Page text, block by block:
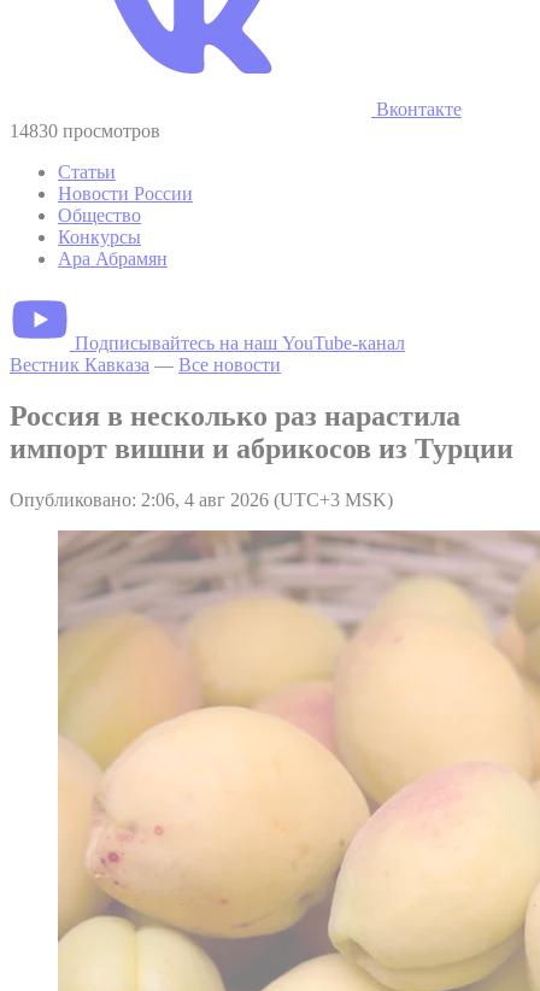
Вконтакте
14830 просмотров
Статьи
Новости России
Общество
Конкурсы
Ара Абрамян
Подписывайтесь на наш YouTube-канал
Вестник Кавказа — Все новости
Россия в несколько раз нарастила
импорт вишни и абрикосов из Турции
Опубликовано: 2:06, 4 авг 2026 (UTC+3 MSK)